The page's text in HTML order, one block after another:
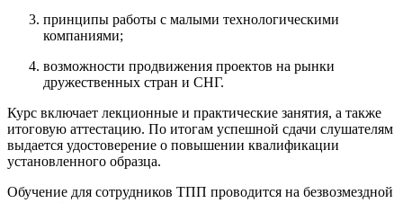
принципы работы с малыми технологическими
компаниями;
возможности продвижения проектов на рынки
дружественных стран и СНГ.
Курс включает лекционные и практические занятия, а также
итоговую аттестацию. По итогам успешной сдачи слушателям
выдается удостоверение о повышении квалификации
установленного образца.
Обучение для сотрудников ТПП проводится на безвозмездной